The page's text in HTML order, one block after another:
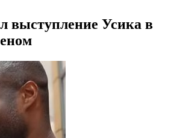
выступление Усика в